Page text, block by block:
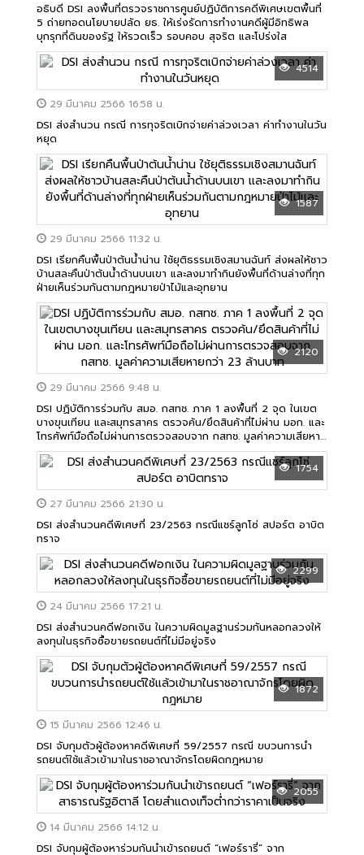
อธิบดี DSI ลงพื้นที่ตรวจราชการศูนย์ปฏิบัติการคดีพิเศษเขตพื้นที่
5 ถ่ายทอดนโยบายปลัด ยธ. ให้เร่งรัดการทำงานคดีผู้มีอิทธิพล
บุกรุกที่ดินของรัฐ ให้รวดเร็ว รอบคอบ สุจริต และโปร่งใส
4514
29 มีนาคม 2566 16:58 น.
DSI ส่งสำนวน กรณี การทุจริตเบิกจ่ายค่าล่วงเวลา ค่าทำงานในวัน
หยุด
1587
29 มีนาคม 2566 11:32 น.
DSI เรียกคืนพื้นป่าต้นน้ำน่าน ใช้ยุติธรรมเชิงสมานฉันท์ ส่งผลให้ชาว
บ้านสละคืนป่าต้นน้ำด้านบนเขา และลงมาทำกินยังพื้นที่ด้านล่างที่ทุก
ฝ่ายเห็นร่วมกันตามกฎหมายป่าไม้และอุทยาน
2120
29 มีนาคม 2566 9:48 น.
DSI ปฏิบัติการร่วมกับ สมอ. กสทช. ภาค 1 ลงพื้นที่ 2 จุด ในเขต
บางขุนเทียน และสมุทรสาคร ตรวจค้น/ยึดสินค้าที่ไม่ผ่าน มอก. และ
โทรศัพท์มือถือไม่ผ่านการตรวจสอบจาก กสทช. มูลค่าความเสียหาย
กว่า 23 ล้านบาท
1754
27 มีนาคม 2566 21:30 น.
DSI ส่งสำนวนคดีพิเศษที่ 23/2563 กรณีแชร์ลูกโซ่ สปอร์ต อาบิต
ทราจ
2299
24 มีนาคม 2566 17:21 น.
DSI ส่งสำนวนคดีฟอกเงิน ในความผิดมูลฐานร่วมกันหลอกลวงให้
ลงทุนในธุรกิจซื้อขายรถยนต์ที่ไม่มีอยู่จริง
1872
15 มีนาคม 2566 12:46 น.
DSI จับกุมตัวผู้ต้องหาคดีพิเศษที่ 59/2557 กรณี ขบวนการนำ
รถยนต์ใช้แล้วเข้ามาในราชอาณาจักรโดยผิดกฎหมาย
2055
14 มีนาคม 2566 14:12 น.
DSI จับกุมผู้ต้องหาร่วมกันนำเข้ารถยนต์ “เฟอร์รารี่” จาก